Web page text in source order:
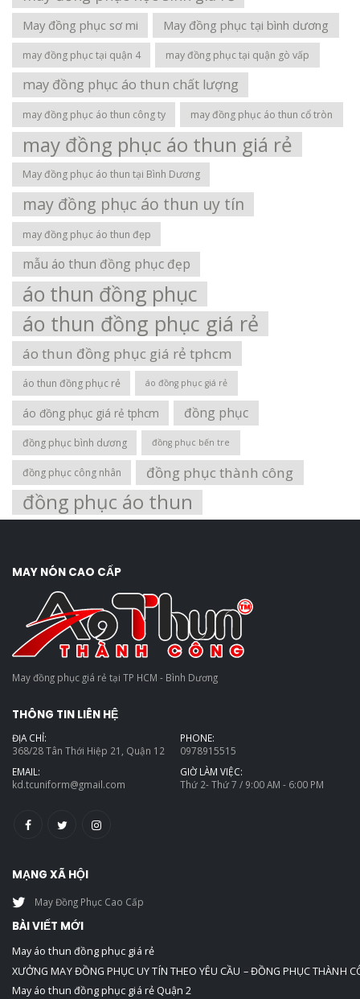
May đồng phục sơ mi May đồng phục tại bình dương
may đồng phục tại quận 4 may đồng phục tại quận gò vấp
may đồng phục áo thun chất lượng
may đồng phục áo thun công ty may đồng phục áo thun cổ tròn
may đồng phục áo thun giá rẻ
May đồng phục áo thun tại Bình Dương
may đồng phục áo thun uy tín
may đồng phục áo thun đẹp
mẫu áo thun đồng phục đẹp
áo thun đồng phục
áo thun đồng phục giá rẻ
áo thun đồng phục giá rẻ tphcm
áo thun đồng phục rẻ áo đồng phục giá rẻ
áo đồng phục giá rẻ tphcm đồng phục
đồng phục bình dương đồng phục bến tre
đồng phục công nhân đồng phục thành công
đồng phục áo thun
MAY NÓN CAO CẤP
May đồng phục giá rẻ tại TP HCM - Bình Dương
THÔNG TIN LIÊN HỆ
ĐỊA CHỈ:
368/28 Tân Thới Hiệp 21, Quận 12
PHONE:
0978915515
EMAIL:
kd.tcuniform@gmail.com
GIỜ LÀM VIỆC:
Thứ 2- Thứ 7 / 9:00 AM - 6:00 PM
MẠNG XÃ HỘI
May Đồng Phục Cao Cấp
BÀI VIẾT MỚI
May áo thun đồng phục giá rẻ
XƯỞNG MAY ĐỒNG PHỤC UY TÍN THEO YÊU CẦU – ĐỒNG PHỤC THÀNH
May áo thun đồng phục giá rẻ Quận 2